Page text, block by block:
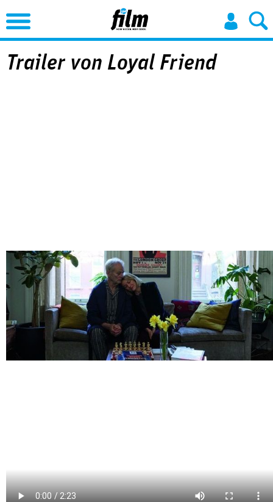
Jump to Navigation
Trailer von Loyal Friend